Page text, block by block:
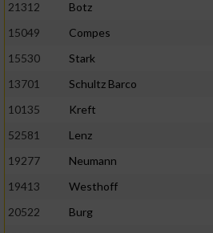
21312 Botz
15049
Compes
15530
Stark
13701
Schultz Barco
10135
Kreft
52581
Lenz
19277
Neumann
19413
Westhoff
20522
Burg